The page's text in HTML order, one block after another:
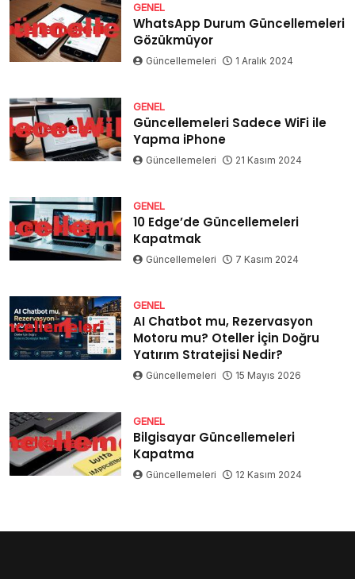
GENEL
WhatsApp Durum Güncellemeleri
Gözükmüyor
Güncellemeleri 1 Aralık 2024
GENEL
Güncellemeleri Sadece WiFi ile
Yapma iPhone
Güncellemeleri 21 Kasım 2024
GENEL
10 Edge’de Güncellemeleri
Kapatmak
Güncellemeleri 7 Kasım 2024
GENEL
AI Chatbot mu, Rezervasyon
Motoru mu? Oteller İçin Doğru
Yatırım Stratejisi Nedir?
Güncellemeleri 15 Mayıs 2026
GENEL
Bilgisayar Güncellemeleri
Kapatma
Güncellemeleri 12 Kasım 2024